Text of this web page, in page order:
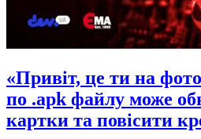
«Привіт, це ти на
по .apk файлу може
картки та повісити